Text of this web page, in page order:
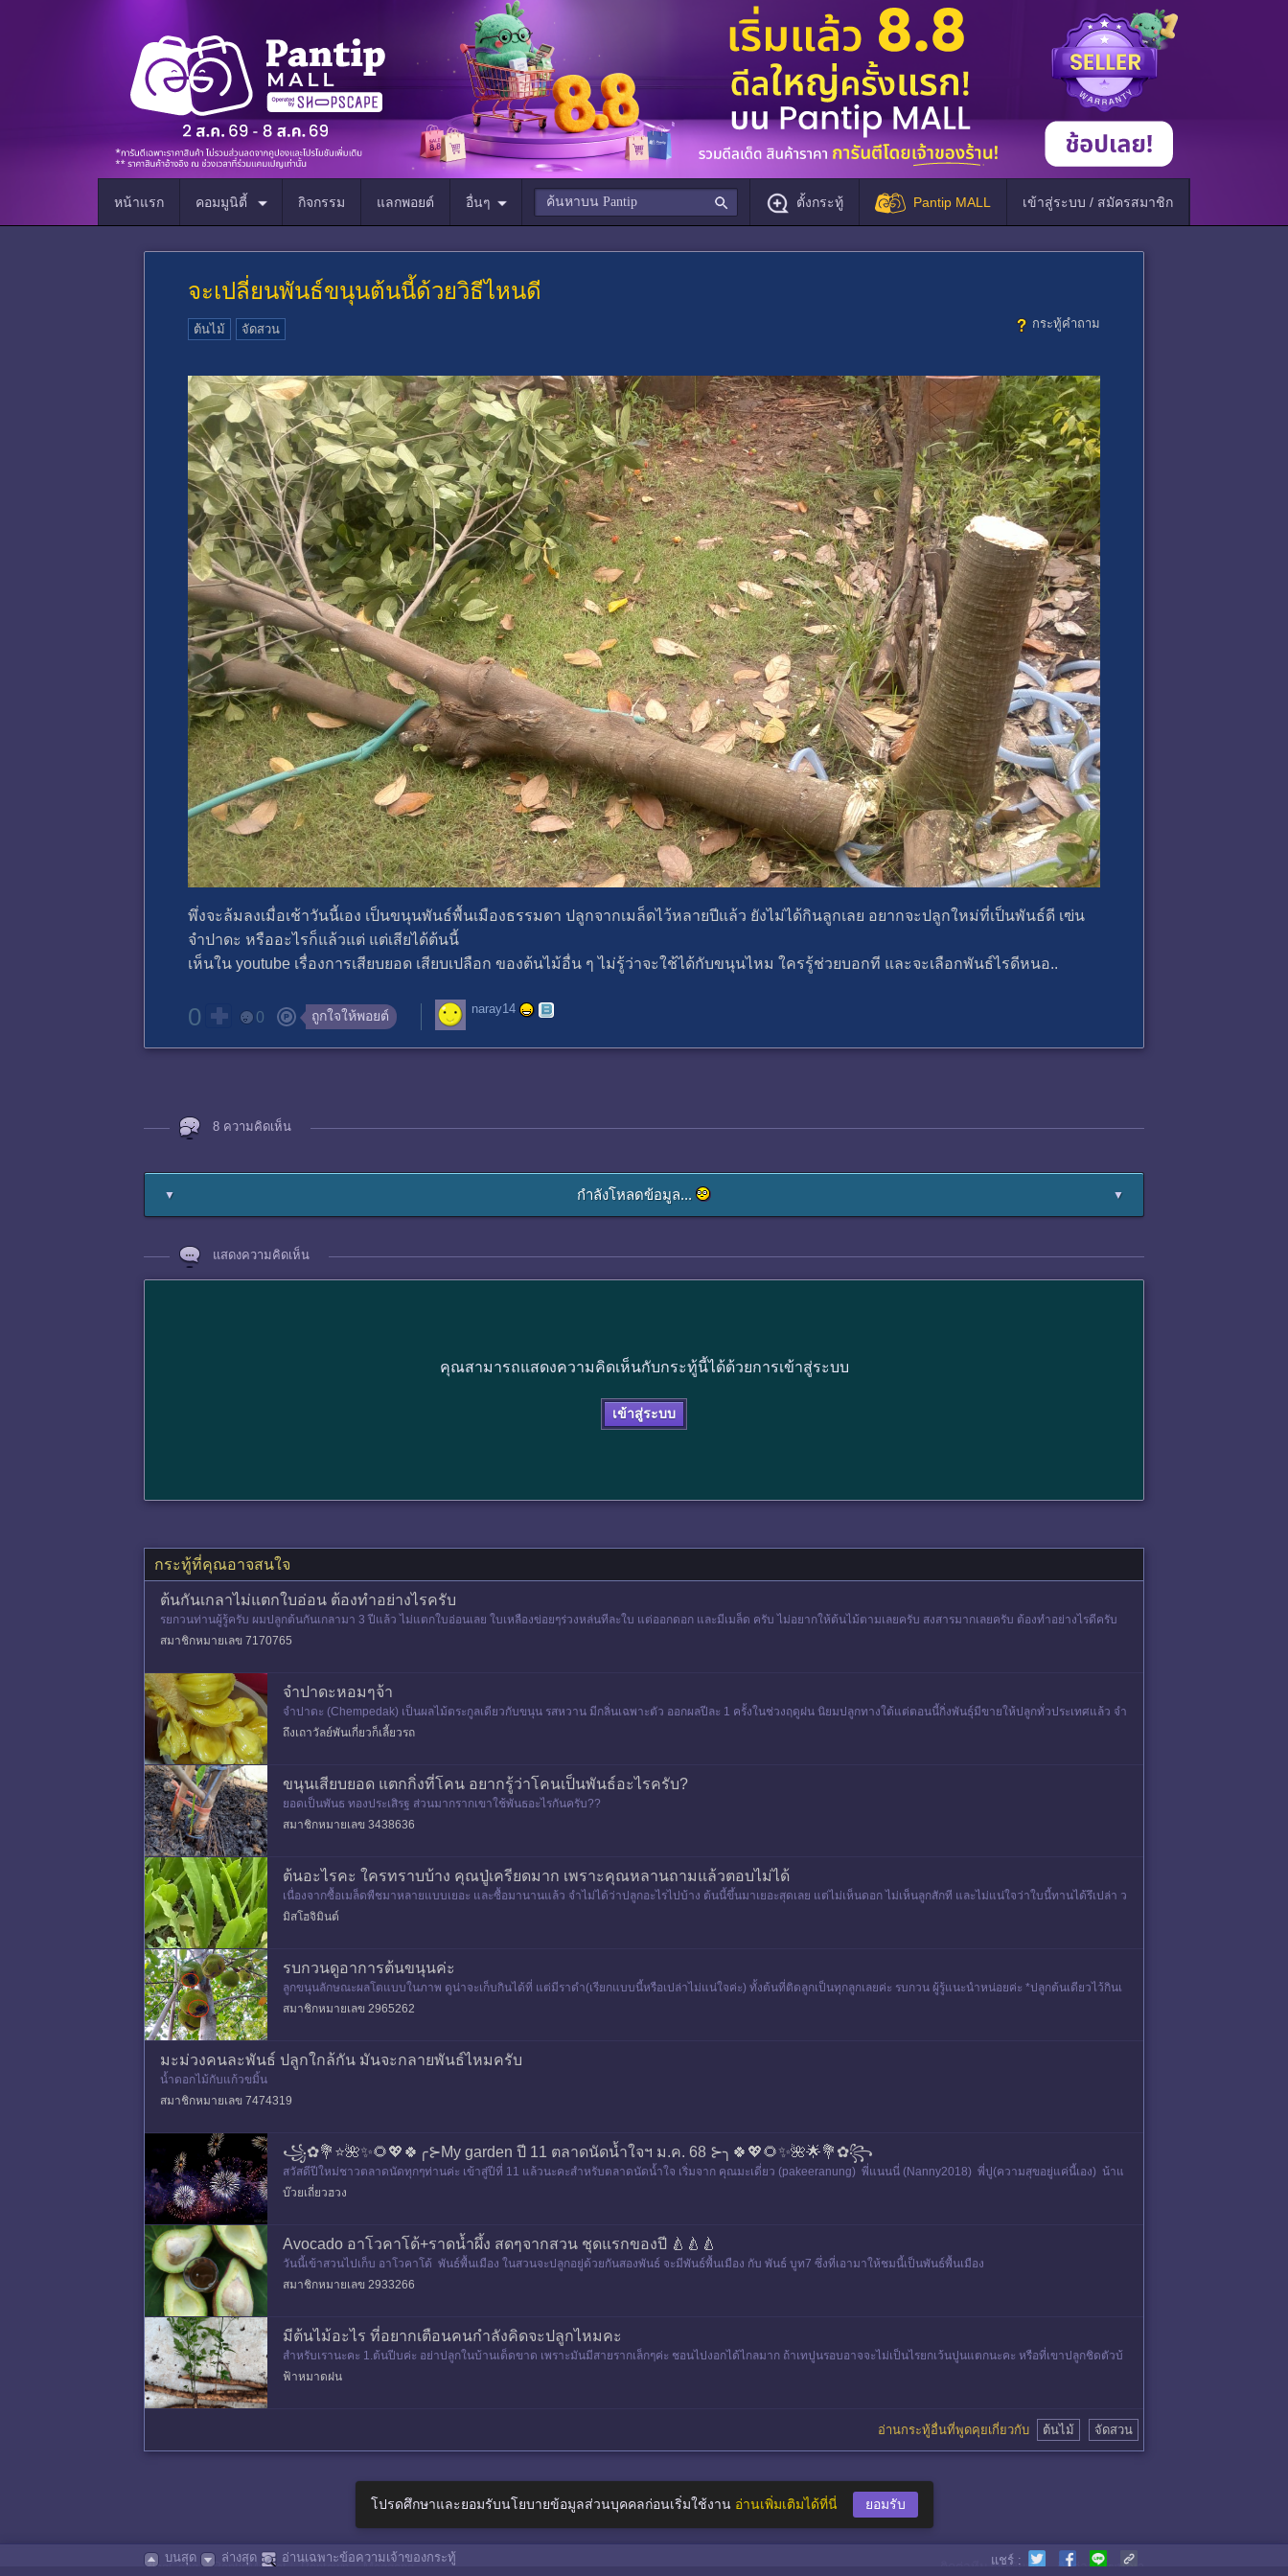
หน้าแรก คอมมูนิตี้ กิจกรรม แลกพอยต์ อื่นๆ ตั้งกระทู้ Pantip MALL เข้าสู่ระบบ / สมัครสมาชิก
จะเปลี่ยนพันธ์ขนุนต้นนี้ด้วยวิธีไหนดี
กระทู้คำถาม
ต้นไม้ จัดสวน
พึ่งจะล้มลงเมื่อเช้าวันนี้เอง เป็นขนุนพันธ์พื้นเมืองธรรมดา ปลูกจากเมล็ดไว้หลายปีแล้ว ยังไม่ได้กินลูกเลย อยากจะปลูกใหม่ที่เป็นพันธ์ดี เฃ่น
จำปาดะ หรืออะไรก็แล้วแต่ แต่เสียได้ต้นนี้
เห็นใน youtube เรื่องการเสียบยอด เสียบเปลือก ของต้นไม้อื่น ๆ ไม่รู้ว่าจะใช้ได้กับขนุนไหม ใครรู้ช่วยบอกที และจะเลือกพันธ์ไรดีหนอ..
0 0 ถูกใจให้พอยต์ naray14
8 ความคิดเห็น
▼ กำลังโหลดข้อมูล... ▼
แสดงความคิดเห็น
คุณสามารถแสดงความคิดเห็นกับกระทู้นี้ได้ด้วยการเข้าสู่ระบบ
เข้าสู่ระบบ
กระทู้ที่คุณอาจสนใจ
ต้นกันเกลาไม่แตกใบอ่อน ต้องทำอย่างไรครับ
รยกวนท่านผู้รู้ครับ ผมปลูกต้นกันเกลามา 3 ปีแล้ว ไม่แตกใบอ่อนเลย ใบเหลืองข่อยๆร่วงหล่นทีละใบ แต่ออกดอก และมีเมล็ด ครับ ไม่อยากให้ต้นไม้ตามเลยครับ สงสารมากเลยครับ ต้องทำอย่างไรดีครับ
สมาชิกหมายเลข 7170765
จำปาดะหอมๆจ้า
จำปาดะ (Chempedak) เป็นผลไม้ตระกูลเดียวกับขนุน รสหวาน มีกลิ่นเฉพาะตัว ออกผลปีละ 1 ครั้งในช่วงฤดูฝน นิยมปลูกทางใต้แต่ตอนนี้กิ่งพันธุ์มีขายให้ปลูกทั่วประเทศแล้ว จำ
ปาดะ มี 2 สายพันธุ์หลัก 1.จำปาดะขนุน&n
ถึงเถาวัลย์พันเกี่ยวก็เลี้ยวรถ
ขนุนเสียบยอด แตกกิ่งที่โคน อยากรู้ว่าโคนเป็นพันธ์อะไรครับ?
ยอดเป็นพันธ ทองประเสิรฐ ส่วนมากรากเขาใช้พันธอะไรกันครับ??
สมาชิกหมายเลข 3438636
ต้นอะไรคะ ใครทราบบ้าง คุณปู่เครียดมาก เพราะคุณหลานถามแล้วตอบไม่ได้
เนื่องจากซื้อเมล็ดพืชมาหลายแบบเยอะ และซื้อมานานแล้ว จำไม่ได้ว่าปลูกอะไรไปบ้าง ต้นนี้ขึ้นมาเยอะสุดเลย แต่ไม่เห็นดอก ไม่เห็นลูกสักที และไม่แน่ใจว่าใบนี้ทานได้รึเปล่า ว
อนผู้รู้ช่วยหน่อยค่ะ ตอนนี้คุณปู่
มิสโฮจิมินต์
รบกวนดูอาการต้นขนุนค่ะ
ลูกขนุนลักษณะผลโตแบบในภาพ ดูน่าจะเก็บกินได้ที่ แต่มีราดำ(เรียกแบบนี้หรือเปล่าไม่แน่ใจค่ะ) ทั้งต้นที่ติดลูกเป็นทุกลูกเลยค่ะ รบกวน ผู้รู้แนะนำหน่อยค่ะ *ปลูกต้นเดียวไว้กินเ
องไม่ใช่ทำสวนค่ะ จึงไม่ได้ใช้ส
สมาชิกหมายเลข 2965262
มะม่วงคนละพันธ์ ปลูกใกล้กัน มันจะกลายพันธ์ไหมครับ
น้ำดอกไม้กับแก้วขมิ้น
สมาชิกหมายเลข 7474319
꧁✿💐⭐️🌺✨🌻💖🍀╭⊱My garden ปี 11 ตลาดนัดน้ำใจฯ ม.ค. 68 ⊱╮🍀💖🌻✨🌺🌟💐✿꧂
สวัสดีปีใหม่ชาวตลาดนัดทุกๆท่านค่ะ เข้าสู่ปีที่ 11 แล้วนะคะสำหรับตลาดนัดน้ำใจ เริ่มจาก คุณมะเดี่ยว (pakeeranung) พี่แนนนี่ (Nanny2018) พี่ปู(ความสุขอยู่แค่นี้เอง) น้าแ
หลม&nb
บ๊วยเถี่ยวฮวง
Avocado อาโวคาโด้+ราดน้ำผึ้ง สดๆจากสวน ชุดแรกของปี 🍐🍐🍐
วันนี้เข้าสวนไปเก็บ อาโวคาโด้ พันธ์พื้นเมือง ในสวนจะปลูกอยู่ด้วยกันสองพันธ์ จะมีพันธ์พื้นเมือง กับ พันธ์ บูท7 ซึ่งที่เอามาให้ชมนี้เป็นพันธ์พื้นเมือง
สมาชิกหมายเลข 2933266
มีต้นไม้อะไร ที่อยากเตือนคนกำลังคิดจะปลูกไหมคะ
สำหรับเรานะคะ 1.ต้นปีบค่ะ อย่าปลูกในบ้านเด็ดขาด เพราะมันมีสายรากเล็กๆค่ะ ชอนไปงอกได้ไกลมาก ถ้าเทปูนรอบอาจจะไม่เป็นไรยกเว้นปูนแตกนะคะ หรือที่เขาปลูกชิดตัวบ้
านก็เคยเห็น คือถ้ารากอยู่ลึกมันไม่มีแดดไม่
ฟ้าหมาดฝน
อ่านกระทู้อื่นที่พูดคุยเกี่ยวกับ ต้นไม้ จัดสวน
บนสุด ล่างสุด อ่านเฉพาะข้อความเจ้าของกระทู้ แชร์ :
ติดต่อทีมงานพันทิป| ติดต่อลงโฆษณา
BlogGang |PantipMarket Pantown Maggang
โปรดศึกษาและยอมรับนโยบายข้อมูลส่วนบุคคลก่อนเริ่มใช้งาน อ่านเพิ่มเติมได้ที่นี่ ยอมรับ